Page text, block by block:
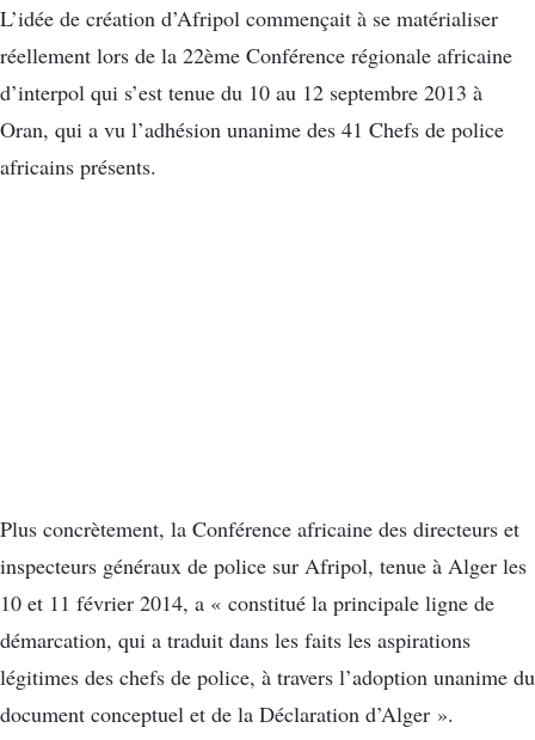
L’idée de création d’Afripol commençait à se matérialiser
réellement lors de la 22ème Conférence régionale africaine
d’interpol qui s’est tenue du 10 au 12 septembre 2013 à
Oran, qui a vu l’adhésion unanime des 41 Chefs de police
africains présents.
Plus concrètement, la Conférence africaine des directeurs et
inspecteurs généraux de police sur Afripol, tenue à Alger les
10 et 11 février 2014, a « constitué la principale ligne de
démarcation, qui a traduit dans les faits les aspirations
légitimes des chefs de police, à travers l’adoption unanime du
document conceptuel et de la Déclaration d’Alger ».